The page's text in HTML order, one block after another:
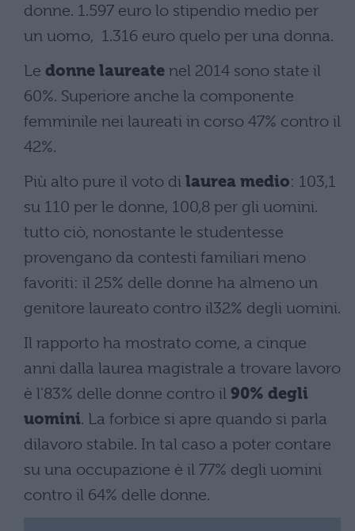
donne. 1.597 euro lo stipendio medio per
un uomo, 1.316 euro quelo per una donna.
Le donne laureate nel 2014 sono state il
60%. Superiore anche la componente
femminile nei laureati in corso 47% contro il
42%.
Più alto pure il voto di laurea medio: 103,1
su 110 per le donne, 100,8 per gli uomini.
tutto ciò, nonostante le studentesse
provengano da contesti familiari meno
favoriti: il 25% delle donne ha almeno un
genitore laureato contro il32% degli uomini.
Il rapporto ha mostrato come, a cinque
anni dalla laurea magistrale a trovare lavoro
è l'83% delle donne contro il 90% degli
uomini. La forbice si apre quando si parla
dilavoro stabile. In tal caso a poter contare
su una occupazione è il 77% degli uomini
contro il 64% delle donne.